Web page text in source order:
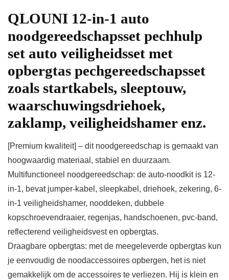
QLOUNI 12-in-1 auto
noodgereedschapsset pechhulp
set auto veiligheidsset met
opbergtas pechgereedschapsset
zoals startkabels, sleeptouw,
waarschuwingsdriehoek,
zaklamp, veiligheidshamer enz.
[Premium kwaliteit] – dit noodgereedschap is gemaakt van
hoogwaardig materiaal, stabiel en duurzaam.
Multifunctioneel noodgereedschap: de auto-noodkit is 12-
in-1, bevat jumper-kabel, sleepkabel, driehoek, zekering, 6-
in-1 veiligheidshamer, nooddeken, dubbele
kopschroevendraaier, regenjas, handschoenen, pvc-band,
reflecterend veiligheidsvest en opbergtas.
Draagbare opbergtas: met de meegeleverde opbergtas kun
je eenvoudig de noodaccessoires opbergen, het is niet
gemakkelijk om de accessoires te verliezen. Hij is klein en